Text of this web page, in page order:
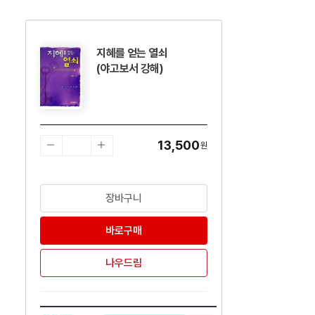
지혜를 얻는 열쇠
(야고보서 강해)
13,500원
장바구니
바로구매
나우드림